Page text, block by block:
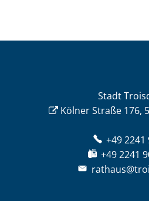
Stadt
Kölner Straße 176,
+49 2241
+49 2241